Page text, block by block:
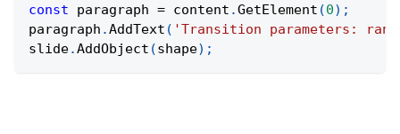
const paragraph = content .GetElement (0) ;
paragraph .AddText ( 'Transition parameters:
slide.AddObject (shape) ;